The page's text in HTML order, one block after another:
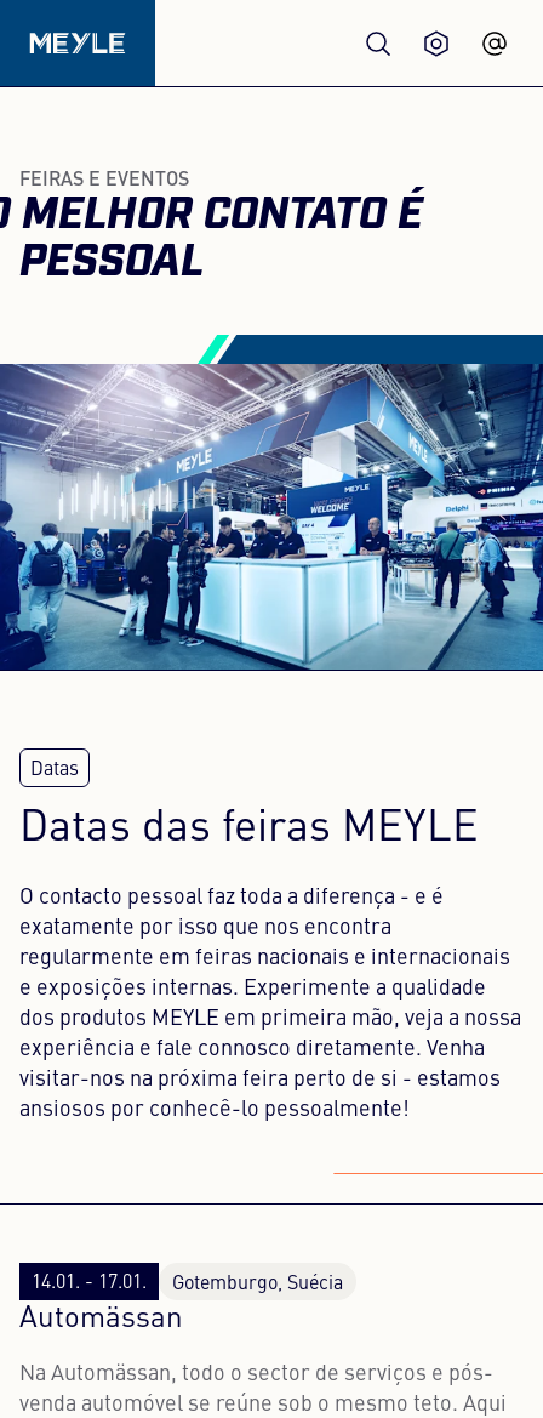
Qualidade
Distribuidores
Sobre nós
Centro de conteúdos
Imprensa
Boletim informativo
Língua: Português
FEIRAS E EVENTOS
MELHOR CONTATO É
PESSOAL
Datas das feiras MEYLE
O contacto pessoal faz toda a diferença - e é
exatamente por isso que nos encontra
regularmente em feiras nacionais e internacionais
e exposições internas. Experimente a qualidade
dos produtos MEYLE em primeira mão, veja a nossa
experiência e fale connosco diretamente. Venha
visitar-nos na próxima feira perto de si - estamos
ansiosos por conhecê-lo pessoalmente!
14.01. - 17.01. Gotemburgo, Suécia
Automässan
Na Automässan, todo o sector de serviços e pós-
venda automóvel se reúne sob o mesmo teto. Aqui